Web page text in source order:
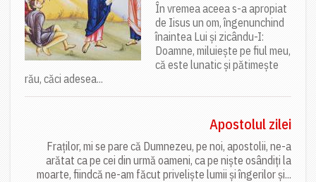
În vremea aceea s-a apropiat
de Iisus un om, îngenunchind
înaintea Lui și zicându-I:
Doamne, miluiește pe fiul meu,
că este lunatic și pătimește
rău, căci adesea...
Apostolul zilei
Fraților, mi se pare că Dumnezeu, pe noi, apostolii, ne-a
arătat ca pe cei din urmă oameni, ca pe niște osândiți la
moarte, fiindcă ne-am făcut priveliște lumii și îngerilor și...